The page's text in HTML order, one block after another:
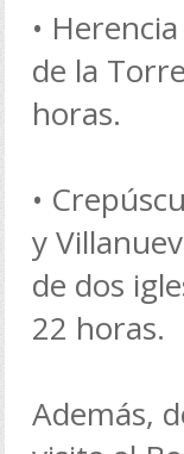
•
de la
horas.
•
y
de dos
22 horas.
Además,